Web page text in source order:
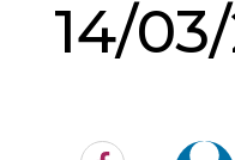
14/